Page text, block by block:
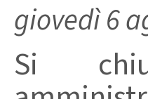
giovedì 6
Si